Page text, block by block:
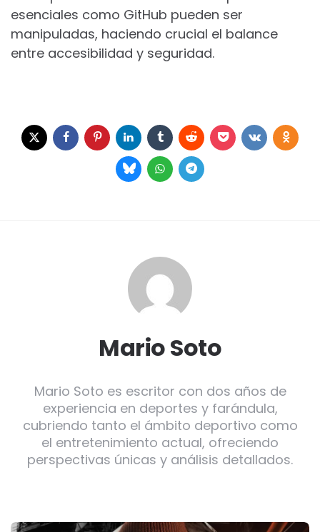
esenciales como GitHub pueden ser
manipuladas, haciendo crucial el balance
entre accesibilidad y seguridad.
Mario Soto
Mario Soto es escritor con dos años de
experiencia en deportes y farándula,
cubriendo tanto el ámbito deportivo como
el entretenimiento actual, ofreciendo
perspectivas únicas y análisis detallados.
Post